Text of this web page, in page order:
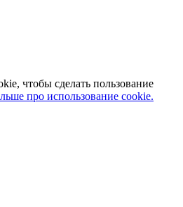
чтобы сделать пользование
про использование cookie.